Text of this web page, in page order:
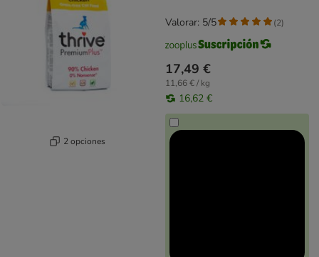
2 opciones
17,49 €
11,66 € / kg
16,62 €
Valorar: 5/5 (2)